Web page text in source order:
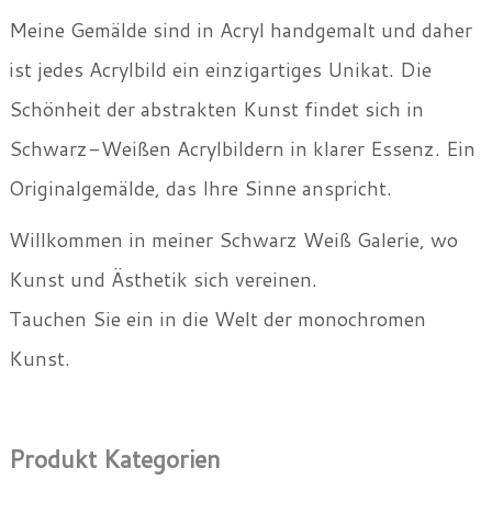
Meine Gemälde sind in Acryl handgemalt und daher
ist jedes Acrylbild ein einzigartiges Unikat. Die
Schönheit der abstrakten Kunst findet sich in
Schwarz-Weißen Acrylbildern in klarer Essenz. Ein
Originalgemälde, das Ihre Sinne anspricht.
Willkommen in meiner Schwarz Weiß Galerie, wo
Kunst und Ästhetik sich vereinen.
Tauchen Sie ein in die Welt der monochromen
Kunst.
Produkt Kategorien